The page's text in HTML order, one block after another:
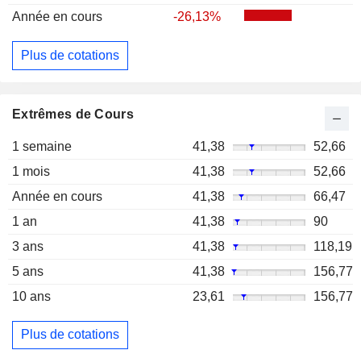
Année en cours
-26,13%
Plus de cotations
Extrêmes de Cours
1 semaine 41,38
52,66
1 mois
41,38
52,66
Année en cours
41,38
66,47
1 an
41,38
90
3 ans
41,38
118,19
5 ans
41,38
156,77
10 ans
23,61 156,77
Plus de cotations